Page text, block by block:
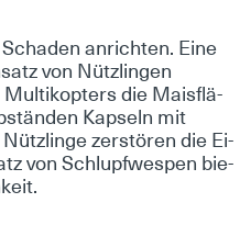
an­rich­ten. Ei­ne
von Nütz­lin­gen
Mul­ti­ko­pters die Mais­flä­
Kap­seln mit
zer­stö­ren die Ei­
von Schlupf­wes­pen bie­